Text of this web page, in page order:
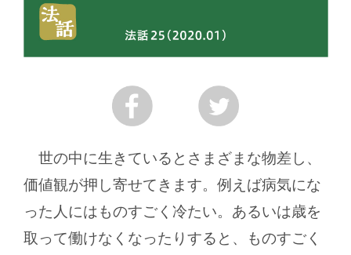
世の中に生きているとさまざまな物差し、
価値観が押し寄せてきます。例えば病気にな
った人にはものすごく冷たい。あるいは歳を
取って働けなくなったりすると、ものすごく